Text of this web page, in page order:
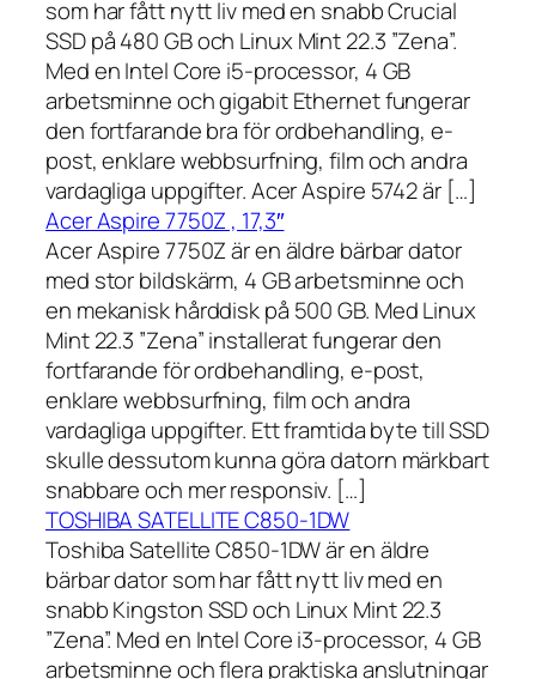
som har fått nytt liv med en snabb Crucial
SSD på 480 GB och Linux Mint 22.3 ”Zena”.
Med en Intel Core i5-processor, 4 GB
arbetsminne och gigabit Ethernet fungerar
den fortfarande bra för ordbehandling, e-
post, enklare webbsurfning, film och andra
vardagliga uppgifter. Acer Aspire 5742 är […]
Acer Aspire 7750Z , 17,3″
Acer Aspire 7750Z är en äldre bärbar dator
med stor bildskärm, 4 GB arbetsminne och
en mekanisk hårddisk på 500 GB. Med Linux
Mint 22.3 ”Zena” installerat fungerar den
fortfarande för ordbehandling, e-post,
enklare webbsurfning, film och andra
vardagliga uppgifter. Ett framtida byte till SSD
skulle dessutom kunna göra datorn märkbart
snabbare och mer responsiv. […]
TOSHIBA SATELLITE C850-1DW
Toshiba Satellite C850-1DW är en äldre
bärbar dator som har fått nytt liv med en
snabb Kingston SSD och Linux Mint 22.3
”Zena”. Med en Intel Core i3-processor, 4 GB
arbetsminne och flera praktiska anslutningar